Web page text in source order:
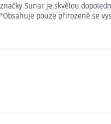
Sunar je skvělou
pouze přirozeně se